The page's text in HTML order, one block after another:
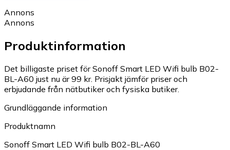
Annons
Annons
Produktinformation
Det billigaste priset för Sonoff Smart LED Wifi bulb B02-
BL-A60 just nu är 99 kr. Prisjakt jämför priser och
erbjudande från nätbutiker och fysiska butiker.
Grundläggande information
Produktnamn
Sonoff Smart LED Wifi bulb B02-BL-A60